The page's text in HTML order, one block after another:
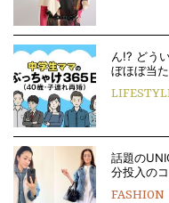
ん!? どう
ぼほぼ当
話題の
分投入の
FASHION